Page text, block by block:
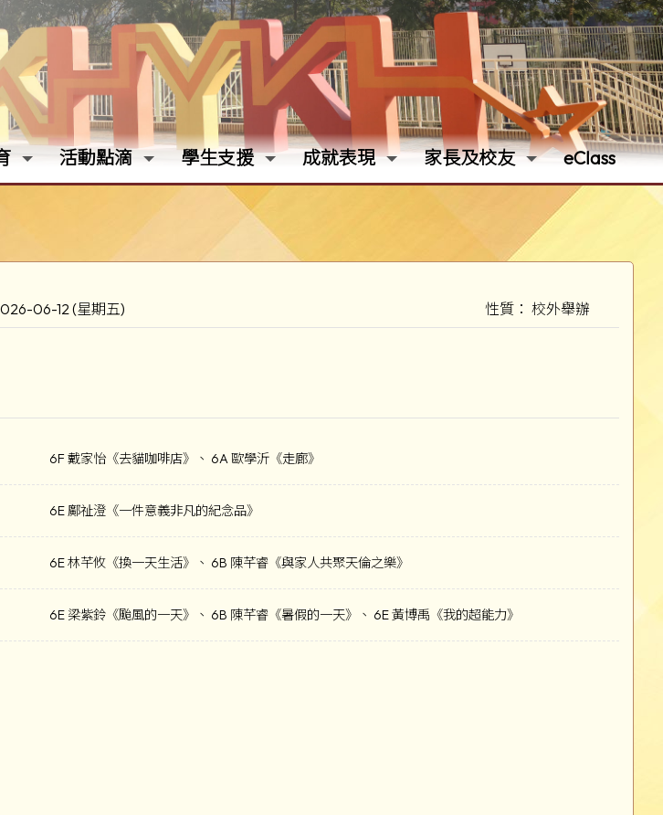
活動點滴 學生支援 成就表現 家長及校友 eClass
06-12 (星期五) 性質： 校外舉辦
6F 戴家怡《去貓咖啡店》、 6A 歐學沂《走廊》
6E 鄺祉澄《一件意義非凡的紀念品》
6E 林芊攸《換一天生活》、 6B 陳芊睿《與家人共聚天倫之樂》
6E 梁紫鈴《颱風的一天》、 6B 陳芊睿《暑假的一天》、 6E 黃博禹《我的超能力》